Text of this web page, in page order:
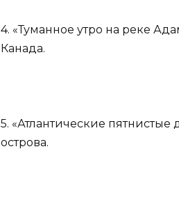
4. «Туманное утро на реке
Канада.
5. «Атлантические
острова.